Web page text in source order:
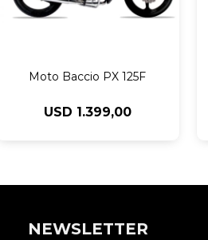
Moto Baccio PX 125F
USD 1.399,00
NEWSLETTER